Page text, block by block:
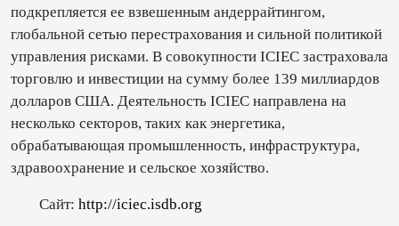
подкрепляется ее взвешенным андеррайтингом,
глобальной сетью перестрахования и сильной политикой
управления рисками. В совокупности ICIEC застраховала
торговлю и инвестиции на сумму более 139 миллиардов
долларов США. Деятельность ICIEC направлена на
несколько секторов, таких как энергетика,
обрабатывающая промышленность, инфраструктура,
здравоохранение и сельское хозяйство.
Сайт: http://iciec.isdb.org